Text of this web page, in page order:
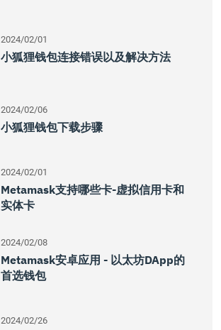
2024/02/01
小狐狸钱包连接错误以及解决方法
2024/02/06
小狐狸钱包下载步骤
2024/02/01
Metamask支持哪些卡-虚拟信用卡和
实体卡
2024/02/08
Metamask安卓应用 - 以太坊DApp的
首选钱包
2024/02/26